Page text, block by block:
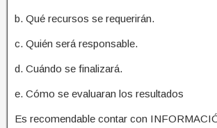
b. Qué recursos se requerirán.
c. Quién será responsable.
d. Cuándo se finalizará.
e. Cómo se evaluaran los resultados
Es recomendable contar con